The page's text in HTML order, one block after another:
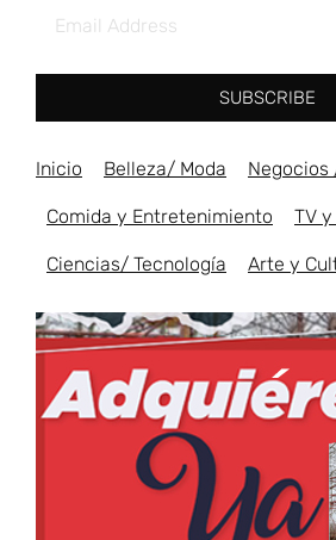
SUBSCRIBE
Inicio Belleza/ Moda Negocios
Comida y Entretenimiento TV
Ciencias/ Tecnología Arte y